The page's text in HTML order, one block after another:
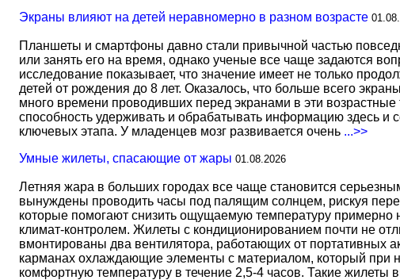
Экраны влияют на детей неравномерно в разном возрасте
Планшеты и смартфоны давно стали привычной частью
или занять его на время, однако ученые все чаще задаются
исследование показывает, что значение имеет не только
детей от рождения до 8 лет. Оказалось, что больше всего
много времени проводивших перед экранами в эти возрастные
способность удерживать и обрабатывать информацию здесь
ключевых этапа. У младенцев мозг развивается очень ...>>
Умные жилеты, спасающие от жары 01.08.2026
Летняя жара в больших городах все чаще становится
вынуждены проводить часы под палящим солнцем, рискуя
которые помогают снизить ощущаемую температуру
климат-контролем. Жилеты с кондиционированием почти не
вмонтированы два вентилятора, работающих от портативных
карманах охлаждающие элементы с материалом, который при
комфортную температуру в течение 2,5-4 часов. Такие жилеты